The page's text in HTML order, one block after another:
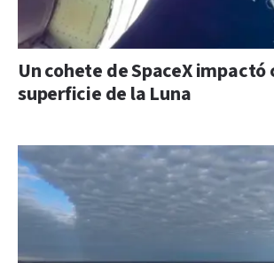
Un cohete de SpaceX impactó
superficie de la Luna